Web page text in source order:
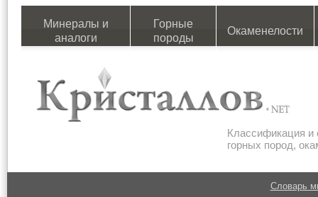
Минералы и
аналоги
Горные
породы
Окаменелости
Классификация и
горных пород,
Словарь